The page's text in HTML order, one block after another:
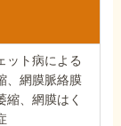
ット病による
、網膜脈絡膜
縮、網膜はく